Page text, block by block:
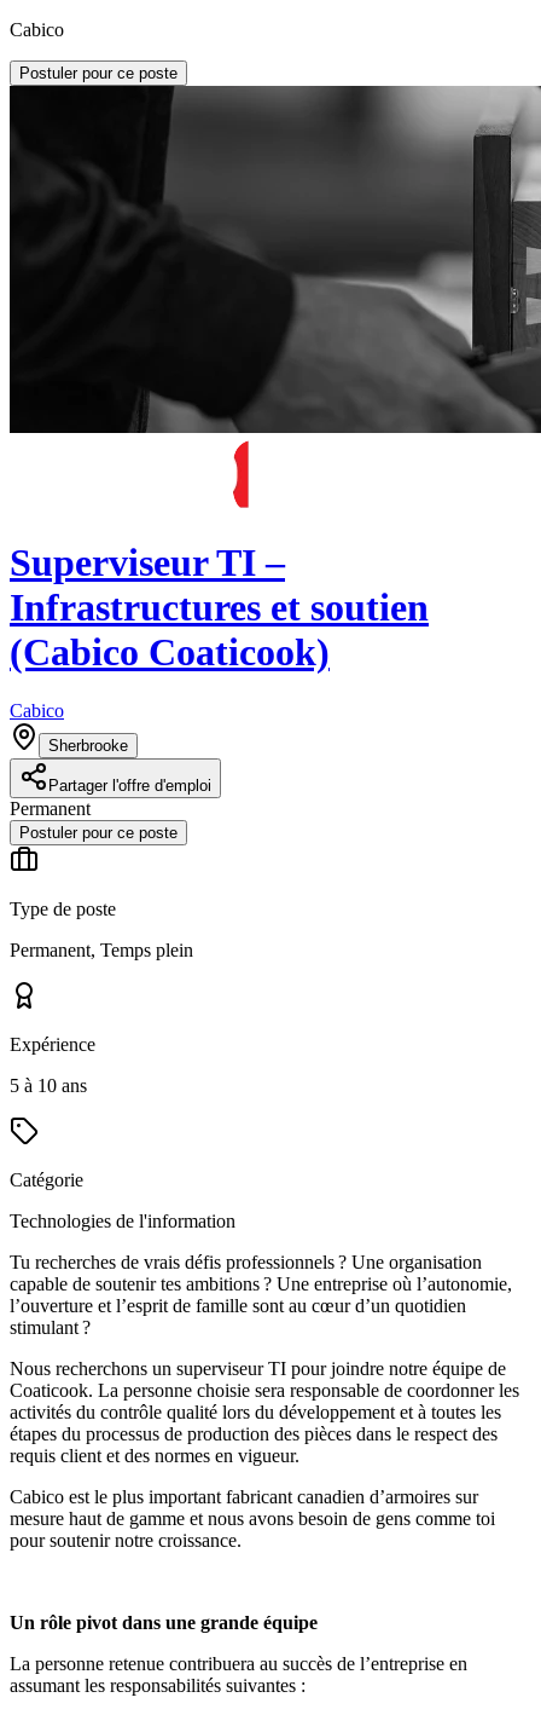
Cabico
Postuler pour ce poste
Superviseur TI –
Infrastructures et soutien
(Cabico Coaticook)
Cabico
Sherbrooke
Partager l'offre d'emploi
Permanent
Postuler pour ce poste
Type de poste
Permanent, Temps plein
Expérience
5 à 10 ans
Catégorie
Technologies de l'information
Tu recherches de vrais défis professionnels ? Une organisation
capable de soutenir tes ambitions ? Une entreprise où l’autonomie,
l’ouverture et l’esprit de famille sont au cœur d’un quotidien
stimulant ?
Nous recherchons un superviseur TI pour joindre notre équipe de
Coaticook. La personne choisie sera responsable de coordonner les
activités du contrôle qualité lors du développement et à toutes les
étapes du processus de production des pièces dans le respect des
requis client et des normes en vigueur.
Cabico est le plus important fabricant canadien d’armoires sur
mesure haut de gamme et nous avons besoin de gens comme toi
pour soutenir notre croissance.
Un rôle pivot dans une grande équipe
La personne retenue contribuera au succès de l’entreprise en
assumant les responsabilités suivantes :